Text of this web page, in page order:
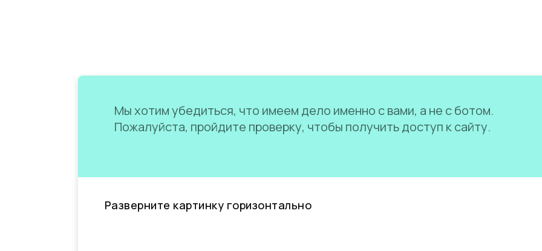
Мы хотим убедиться, что имеем дело именно с вами, а не с ботом.
Пожалуйста, пройдите проверку, чтобы получить доступ к сайту.
Разверните картинку горизонтально